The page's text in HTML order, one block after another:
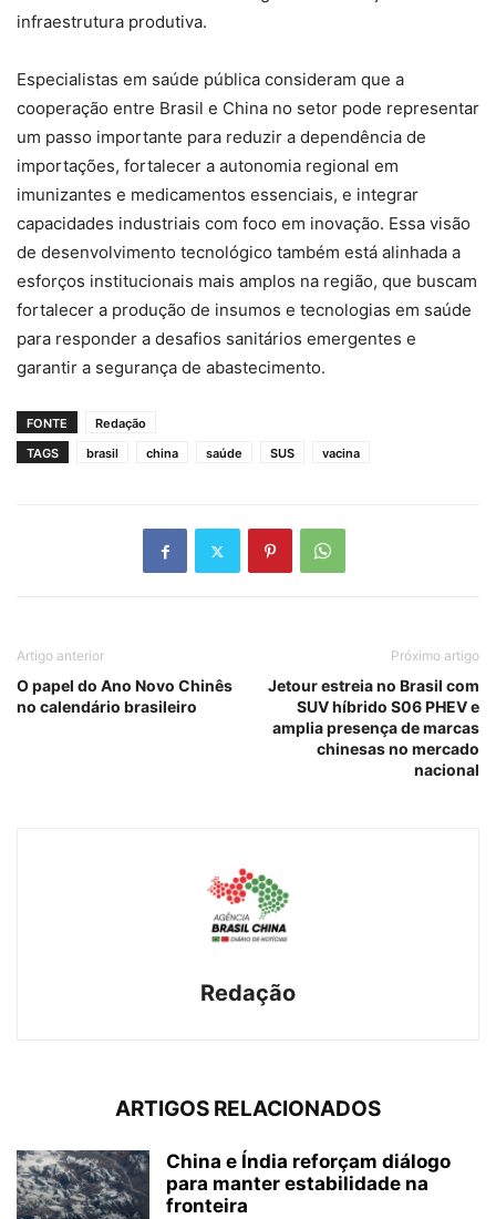
infraestrutura produtiva.
Especialistas em saúde pública consideram que a
cooperação entre Brasil e China no setor pode representar
um passo importante para reduzir a dependência de
importações, fortalecer a autonomia regional em
imunizantes e medicamentos essenciais, e integrar
capacidades industriais com foco em inovação. Essa visão
de desenvolvimento tecnológico também está alinhada a
esforços institucionais mais amplos na região, que buscam
fortalecer a produção de insumos e tecnologias em saúde
para responder a desafios sanitários emergentes e
garantir a segurança de abastecimento.
FONTE
Redação
TAGS
brasil china saúde SUS vacina
Artigo anterior
O papel do Ano Novo Chinês
no calendário brasileiro
Próximo artigo
Jetour estreia no Brasil com
SUV híbrido S06 PHEV e
amplia presença de marcas
chinesas no mercado
nacional
Redação
ARTIGOS RELACIONADOS
China e Índia reforçam diálogo
para manter estabilidade na
fronteira